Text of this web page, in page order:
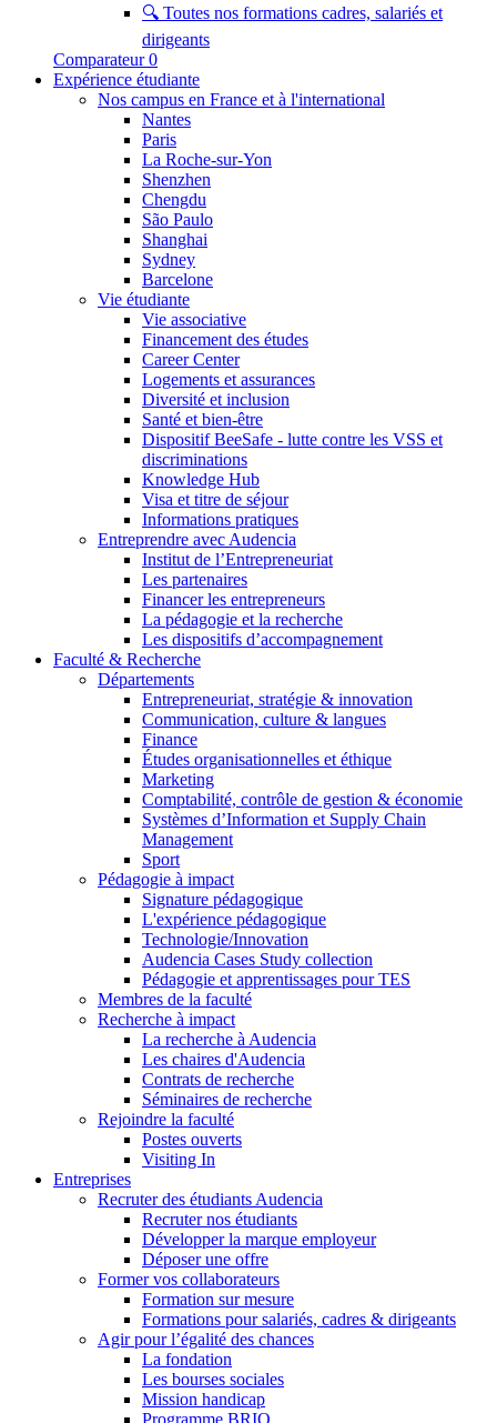
🔍 Toutes nos formations cadres, salariés et
dirigeants
Comparateur 0
Expérience étudiante
Nos campus en France et à l'international
Nantes
Paris
La Roche-sur-Yon
Shenzhen
Chengdu
São Paulo
Shanghai
Sydney
Barcelone
Vie étudiante
Vie associative
Financement des études
Career Center
Logements et assurances
Diversité et inclusion
Santé et bien-être
Dispositif BeeSafe - lutte contre les VSS et
discriminations
Knowledge Hub
Visa et titre de séjour
Informations pratiques
Entreprendre avec Audencia
Institut de l’Entrepreneuriat
Les partenaires
Financer les entrepreneurs
La pédagogie et la recherche
Les dispositifs d’accompagnement
Faculté & Recherche
Départements
Entrepreneuriat, stratégie & innovation
Communication, culture & langues
Finance
Études organisationnelles et éthique
Marketing
Comptabilité, contrôle de gestion & économie
Systèmes d’Information et Supply Chain
Management
Sport
Pédagogie à impact
Signature pédagogique
L'expérience pédagogique
Technologie/Innovation
Audencia Cases Study collection
Pédagogie et apprentissages pour TES
Membres de la faculté
Recherche à impact
La recherche à Audencia
Les chaires d'Audencia
Contrats de recherche
Séminaires de recherche
Rejoindre la faculté
Postes ouverts
Visiting In
Entreprises
Recruter des étudiants Audencia
Recruter nos étudiants
Développer la marque employeur
Déposer une offre
Former vos collaborateurs
Formation sur mesure
Formations pour salariés, cadres & dirigeants
Agir pour l’égalité des chances
La fondation
Les bourses sociales
Mission handicap
Programme BRIO